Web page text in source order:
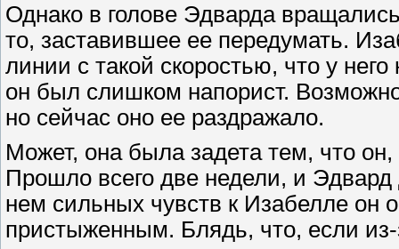
Однако в голове Эдварда
то, заставившее ее передумать.
линии с такой скоростью, что у
он был слишком напорист.
но сейчас оно ее раздражало.
Может, она была задета тем, что
Прошло всего две недели, и
нем сильных чувств к Изабелле он
пристыженным. Блядь, что, если